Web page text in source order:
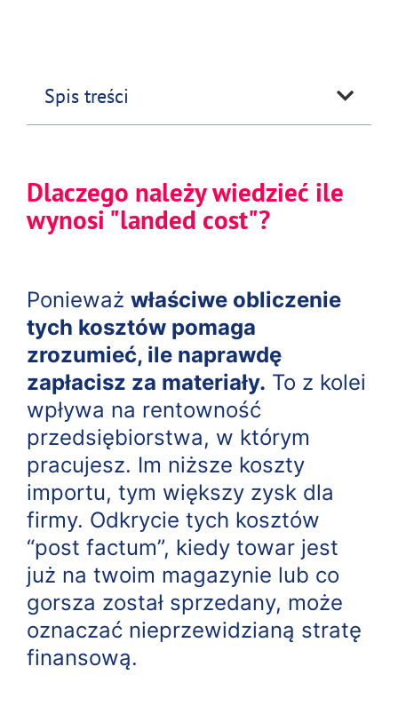
Spis treści
Dlaczego należy wiedzieć ile
wynosi "landed cost"?
Ponieważ właściwe obliczenie
tych kosztów pomaga
zrozumieć, ile naprawdę
zapłacisz za materiały. To z kolei
wpływa na rentowność
przedsiębiorstwa, w którym
pracujesz. Im niższe koszty
importu, tym większy zysk dla
firmy. Odkrycie tych kosztów
“post factum”, kiedy towar jest
już na twoim magazynie lub co
gorsza został sprzedany, może
oznaczać nieprzewidzianą stratę
finansową.